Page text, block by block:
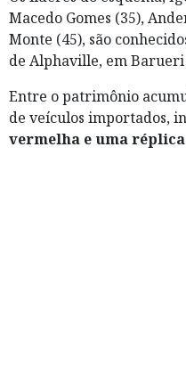
Macedo Gomes (35),
Monte (45), são
de Alphaville, em Barueri
Entre o patrimônio
de veículos importados,
vermelha e uma